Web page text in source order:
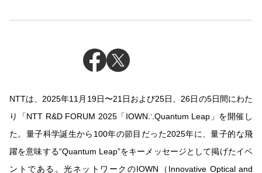
NTTは、2025年11月19日〜21日および25日、26日の5日間にわた
り「NTT R&D FORUM 2025「IOWN∴Quantum Leap」を開催し
た。量子科学誕生から100年の節目だった2025年に、量子的な飛
躍を意味する“Quantum Leap”をキーメッセージとして掲げたイベ
ントである。光ネットワークのIOWN（Innovative Optical and